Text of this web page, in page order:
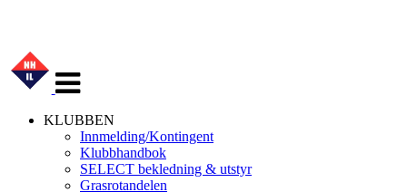
navigasjon
KLUBBEN
Innmelding/Kontingent
Klubbhandbok
SELECT bekledning & utstyr
Grasrotandelen